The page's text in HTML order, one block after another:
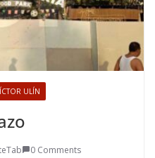
ULÍN
0 Comments